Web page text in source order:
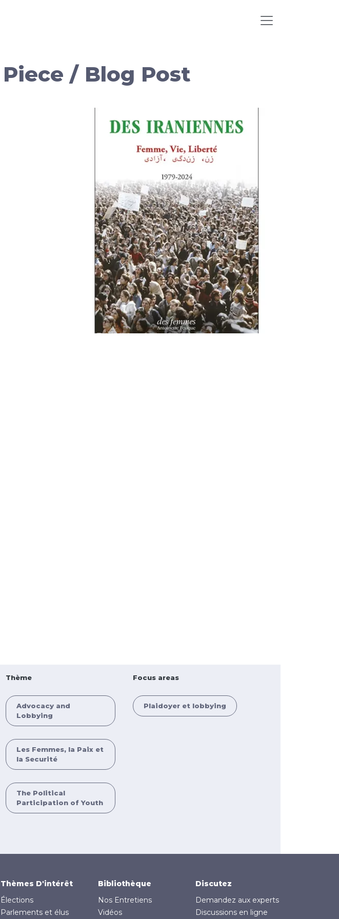
/ Blog Post
Thème
Advocacy and
Lobbying
Les Femmes, la Paix et
la Securité
The Political
Participation of Youth
Focus areas
Plaidoyer et lobbying
Thèmes D'intérêt
Élections
Parlements et élus
Bibliothèque
Nos Entretiens
Vidéos
Discutez
Demandez aux experts
Discussions en ligne